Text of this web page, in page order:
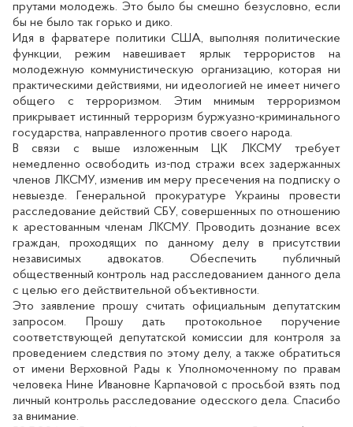
прутами молодежь. Это было бы смешно безусловно, если
бы не было так горько и дико.
Идя в фарватере политики США, выполняя политические
функции, режим навешивает ярлык террористов на
молодежную коммунистическую организацию, которая ни
практическими действиями, ни идеологией не имеет ничего
общего с терроризмом. Этим мнимым терроризмом
прикрывает истинный терроризм буржуазно-криминального
государства, направленного против своего народа.
В связи с выше изложенным ЦК ЛКСМУ требует
немедленно освободить из-под стражи всех задержанных
членов ЛКСМУ, изменив им меру пресечения на подписку о
невыезде. Генеральной прокуратуре Украины провести
расследование действий СБУ, совершенных по отношению
к арестованным членам ЛКСМУ. Проводить дознание всех
граждан, проходящих по данному делу в присутствии
независимых адвокатов. Обеспечить публичный
общественный контроль над расследованием данного дела
с целью его действительной объективности.
Это заявление прошу считать официальным депутатским
запросом. Прошу дать протокольное поручение
соответствующей депутатской комиссии для контроля за
проведением следствия по этому делу, а также обратиться
от имени Верховной Рады к Уполномоченному по правам
человека Нине Ивановне Карпачовой с просьбой взять под
личный контрольь расследование одесского дела. Спасибо
за внимание.